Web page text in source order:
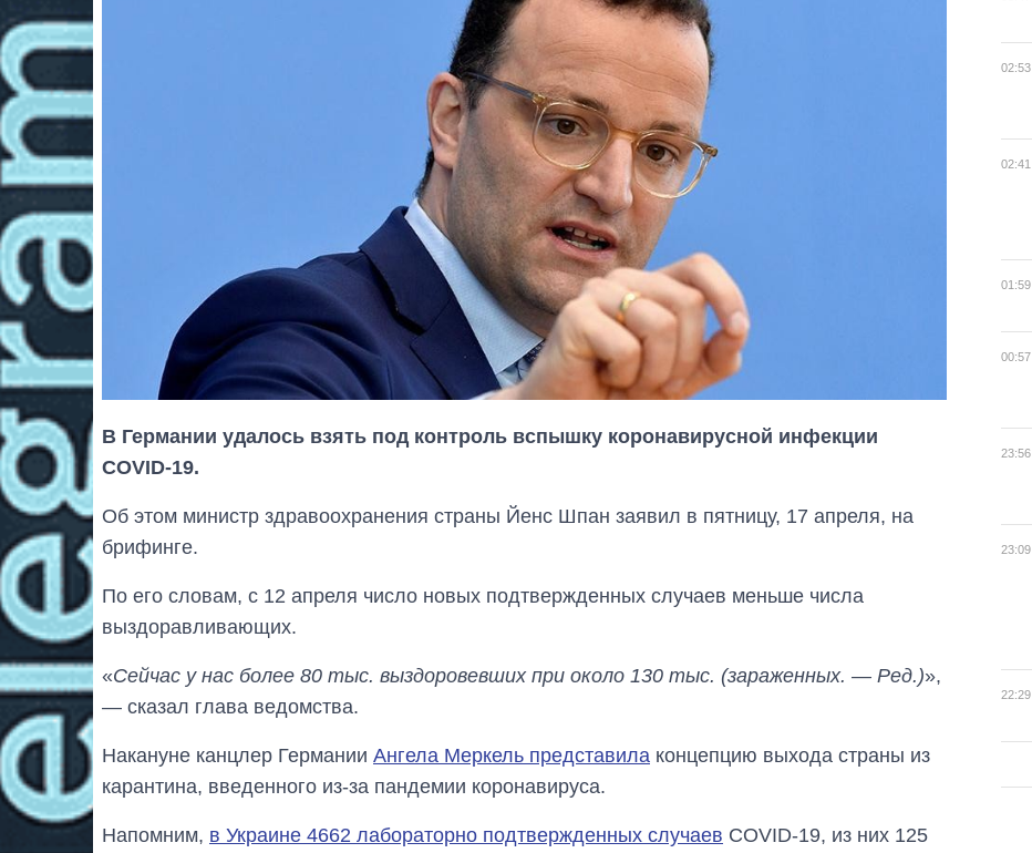
В Германии удалось взять под контроль вспышку коронавирусной инфекции
COVID-19.
Об этом министр здравоохранения страны Йенс Шпан заявил в пятницу, 17 апреля, на
брифинге.
По его словам, с 12 апреля число новых подтвержденных случаев меньше числа
выздоравливающих.
«Сейчас у нас более 80 тыс. выздоровевших при около 130 тыс. (зараженных. — Ред.)»,
— сказал глава ведомства.
Накануне канцлер Германии Ангела Меркель представила концепцию выхода страны из
карантина, введенного из-за пандемии коронавируса.
Напомним, в Украине 4662 лабораторно подтвержденных случаев COVID-19, из них 125
02:53
02:41
01:59
00:57
23:56
23:09
22:29